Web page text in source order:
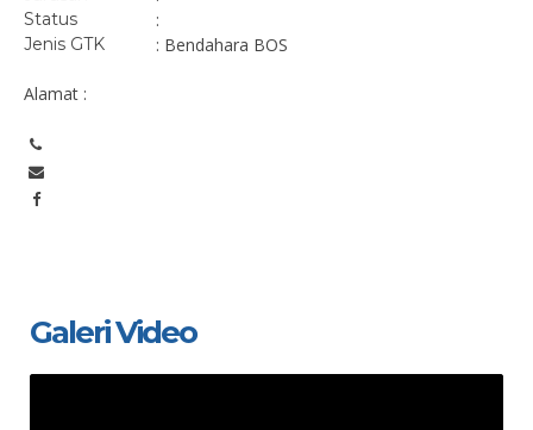
Status :
Jenis GTK : Bendahara BOS
Alamat :
Galeri Video